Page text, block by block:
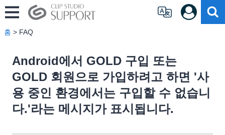
홈 > FAQ
Android에서 GOLD 구입 또는
GOLD 회원으로 가입하려고 하면 '사
용 중인 환경에서는 구입할 수 없습니
다.'라는 메시지가 표시됩니다.